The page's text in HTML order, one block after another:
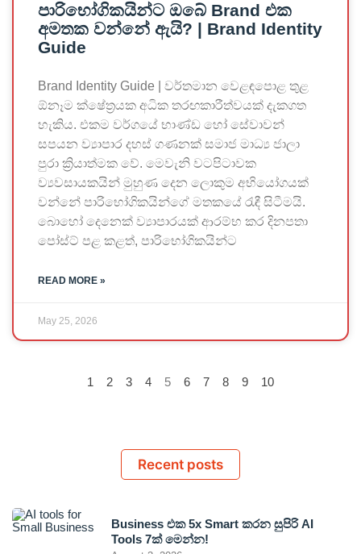
පාරිභෝගිකයින්ට ඔබේ Brand එක
අමතක වන්නේ ඇයි? | Brand Identity
Guide
Brand Identity Guide | වර්තමාන වෙළඳපොළ තුළ
ඕනෑම ක්ෂේත්‍රයක අධික තරඟකාරීත්වයක් දැකගත
හැකිය. එකම වර්ගයේ භාණ්ඩ හෝ සේවාවන්
සපයන ව්‍යාපාර දහස් ගණනක් සමාජ මාධ්‍ය ජාලා
පුරා ක්‍රියාත්මක වේ. මෙවැනි වටපිටාවක
ව්‍යවසායකයින් මුහුණ දෙන ලොකුම අභියෝගයක්
වන්නේ පාරිභෝගිකයින්ගේ මතකයේ රැඳී සිටීමයි.
බොහෝ දෙනෙක් ව්‍යාපාරයක් ආරම්භ කර දිනපතා
පෝස්ට් පළ කළත්, පාරිභෝගිකයින්ට
READ MORE »
May 25, 2026
1 2 3 4 5 6 7 8 9 10
Recent posts
Business එක 5x Smart කරන සුපිරි AI
Tools 7ක් මෙන්න!